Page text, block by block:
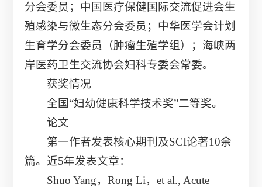
分会委员；中国医疗保健国际交流促进会生
殖感染与微生态分会委员；中华医学会计划
生育学分会委员（肿瘤生殖学组）；海峡两
岸医药卫生交流协会妇科专委会常委。
获奖情况
全国“妇幼健康科学技术奖”二等奖。
论文
第一作者发表核心期刊及SCI论著10余
篇。近5年发表文章：
Shuo Yang，Rong Li，et al., Acute